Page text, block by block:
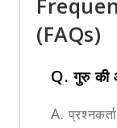
(FAQs)
Q.गुरु की
A.